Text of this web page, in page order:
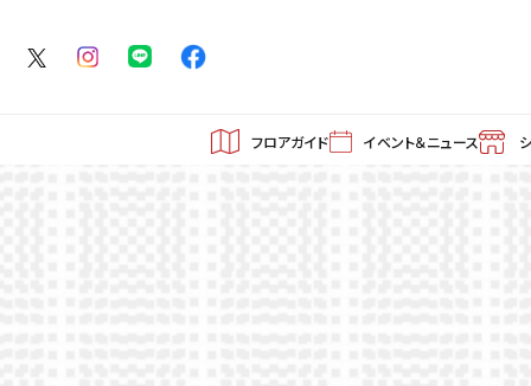
フロアガイド イベント＆ニュース